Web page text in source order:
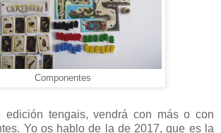
Componentes
edición tengais, vendrá con más o con
Yo os hablo de la de 2017, que es la